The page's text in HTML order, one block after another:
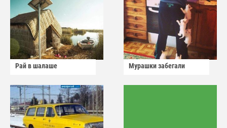
Рай в шалаше Мурашки забегали